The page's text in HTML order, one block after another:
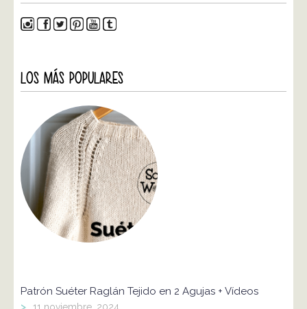
LOS MÁS POPULARES
Patrón Suéter Raglán Tejido en 2 Agujas + Vídeos